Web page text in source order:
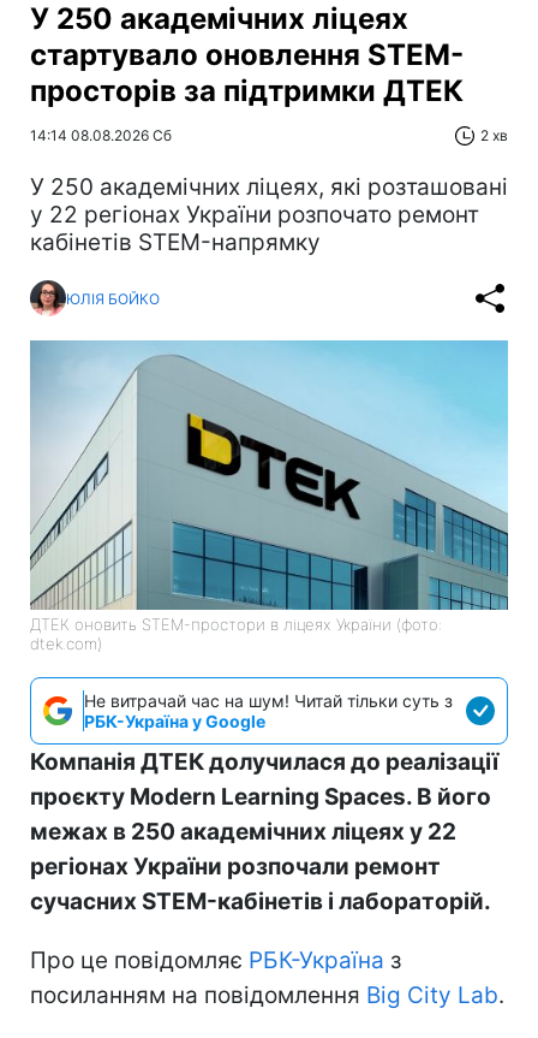
У 250 академічних ліцеях
стартувало оновлення STEM-
просторів за підтримки ДТЕК​‌
14:14 08.08.2026 Сб 2 хв
У 250 академічних ліцеях, які розташовані
у 22 регіонах України розпочато ремонт
кабінетів STEM-напрямку
ЮЛІЯ БОЙКО
ДТЕК оновить STEM-простори в ліцеях України (фото:
dtek.com)
Не витрачай час на шум! Читай тільки суть з
РБК-Україна у Google
Компанія ДТЕК долучилася до реалізації
проєкту Modern Learning Spaces. В його
межах в 250 академічних ліцеях у 22
регіонах України розпочали ремонт
сучасних STEM-кабінетів і лабораторій.
Про це повідомляє РБК-Україна з
посиланням на повідомлення Big City Lab.